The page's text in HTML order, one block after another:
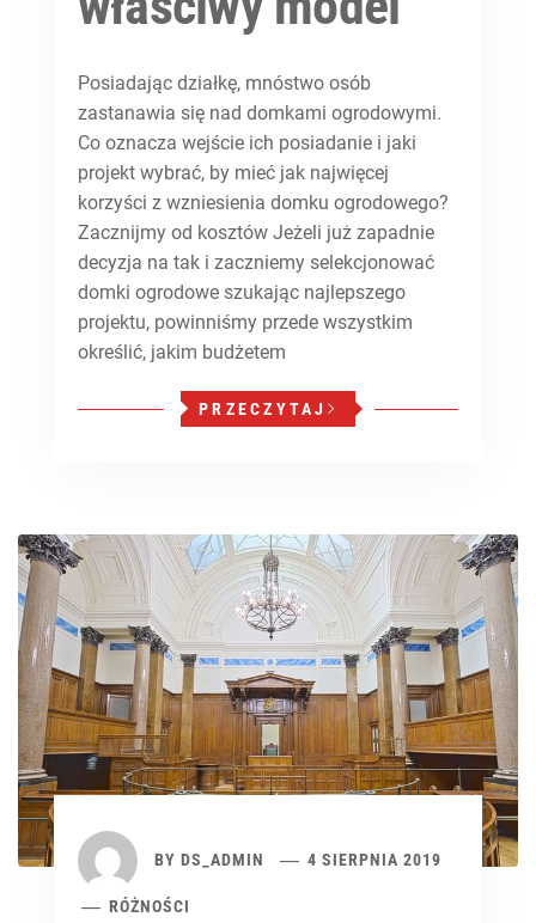
Posiadając działkę, mnóstwo osób
zastanawia się nad domkami ogrodowymi.
Co oznacza wejście ich posiadanie i jaki
projekt wybrać, by mieć jak najwięcej
korzyści z wzniesienia domku ogrodowego?
Zacznijmy od kosztów Jeżeli już zapadnie
decyzja na tak i zaczniemy selekcjonować
domki ogrodowe szukając najlepszego
projektu, powinniśmy przede wszystkim
określić, jakim budżetem
PRZECZYTAJ
BY DS_ADMIN 4 SIERPNIA 2019
RÓŻNOŚCI